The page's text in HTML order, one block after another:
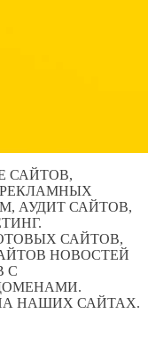
САЙТОВ,
АУДИТ САЙТОВ,
САЙТОВ,
НОВОСТЕЙ
С
НАШИХ САЙТАХ.